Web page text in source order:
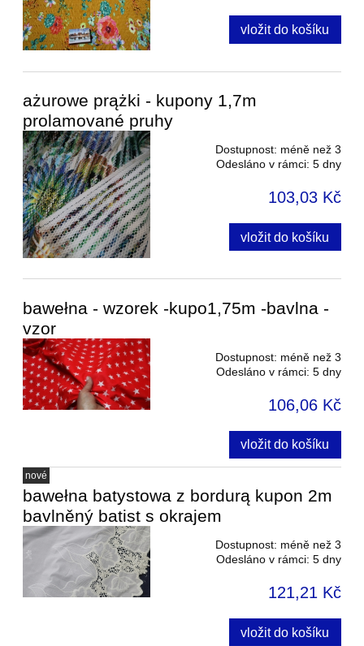
vložit do košíku
ażurowe prążki - kupony 1,7m
prolamované pruhy
Dostupnost: méně než 3
Odesláno v rámci: 5 dny
103,03 Kč
vložit do košíku
bawełna - wzorek -kupo1,75m -bavlna -
vzor
Dostupnost: méně než 3
Odesláno v rámci: 5 dny
106,06 Kč
vložit do košíku
bawełna batystowa z bordurą kupon 2m
bavlněný batist s okrajem
Dostupnost: méně než 3
Odesláno v rámci: 5 dny
121,21 Kč
vložit do košíku
nové